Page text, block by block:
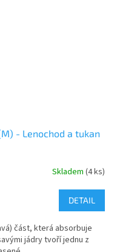
- Lenochod a tukan
Skladem (4 ks)
DETAIL
část, která absorbuje
jádry tvoří jednu z